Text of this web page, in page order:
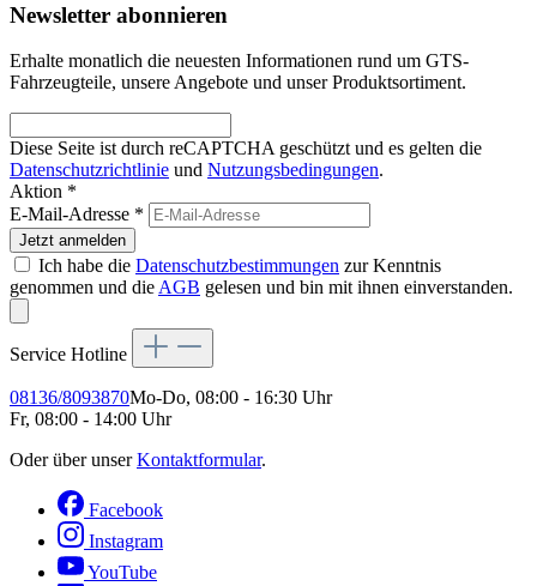
Newsletter abonnieren
Erhalte monatlich die neuesten Informationen rund um GTS-
Fahrzeugteile, unsere Angebote und unser Produktsortiment.
Diese Seite ist durch reCAPTCHA geschützt und es gelten die
Datenschutzrichtlinie und Nutzungsbedingungen.
Aktion *
E-Mail-Adresse *
Jetzt anmelden
Ich habe die Datenschutzbestimmungen zur Kenntnis
genommen und die AGB gelesen und bin mit ihnen einverstanden.
Service Hotline
08136/8093870Mo-Do, 08:00 - 16:30 Uhr
Fr, 08:00 - 14:00 Uhr
Oder über unserKontaktformular.
Facebook
Instagram
YouTube